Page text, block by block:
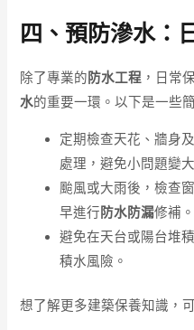
四、預防滲水：
除了專業的防水工程 ，日常
水的重要一環。以下是一些
定期檢查天花、牆身
處理，避免小問題變
颱風或大雨後，檢查
早進行防水防漏修補。
避免在天台或陽台堆
積水風險。
想了解更多建築保養知識，